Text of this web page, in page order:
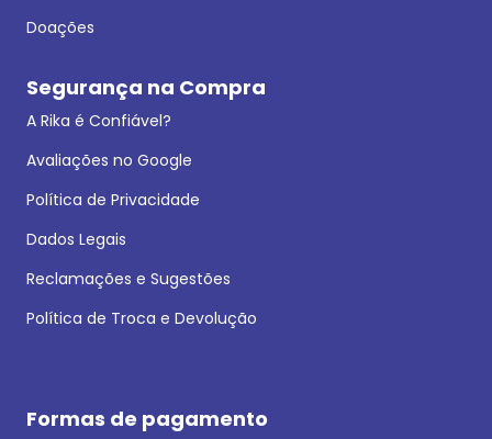
Doações
Segurança na Compra
A Rika é Confiável?
Avaliações no Google
Política de Privacidade
Dados Legais
Reclamações e Sugestões
Política de Troca e Devolução
Formas de pagamento